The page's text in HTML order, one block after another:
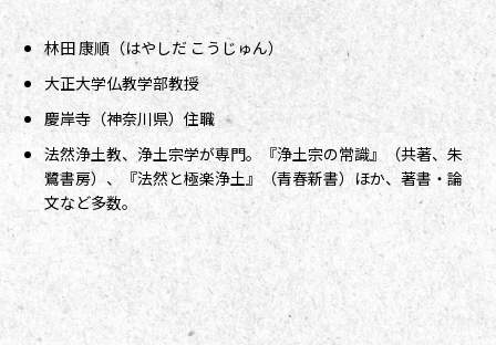
林田 康順（はやしだ こうじゅん）
大正大学仏教学部教授
慶岸寺（神奈川県）住職
法然浄土教、浄土宗学が専門。『浄土宗の常識』（共著、朱
鷺書房）、『法然と極楽浄土』（青春新書）ほか、著書・論
文など多数。